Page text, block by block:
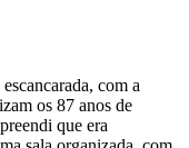
com a
os 87 anos de
que era